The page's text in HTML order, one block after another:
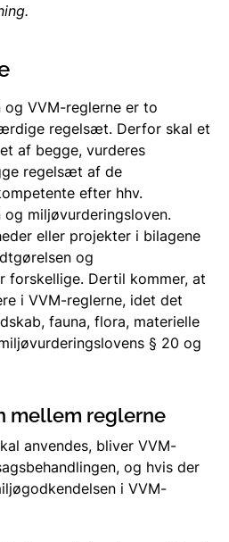
VVM-reglerne er to
regelsæt. Derfor skal et
af begge, vurderes
regelsæt af de
efter hhv.
miljøvurderingsloven.
eller projekter i bilagene
og
forskellige. Dertil kommer, at
i VVM-reglerne, idet det
fauna, flora, materielle
§ 20 og
mellem reglerne
anvendes, bliver VVM-
og hvis der
i VVM-